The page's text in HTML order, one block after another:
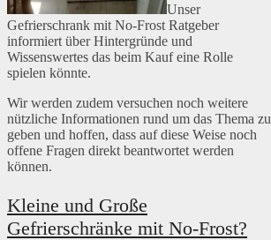
Unser
Gefrierschrank mit No-Frost Ratgeber
informiert über Hintergründe und
Wissenswertes das beim Kauf eine Rolle
spielen könnte.
Wir werden zudem versuchen noch weitere
nützliche Informationen rund um das Thema zu
geben und hoffen, dass auf diese Weise noch
offene Fragen direkt beantwortet werden
können.
Kleine und Große
Gefrierschränke mit No-Frost?